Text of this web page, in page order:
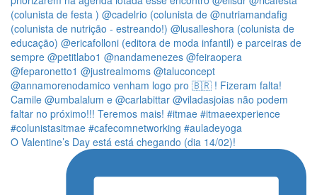
O Valentine’s Day está está chegando (dia 14/02)!